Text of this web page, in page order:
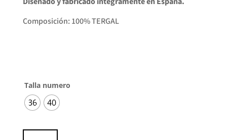
Composición: 100% TERGAL
Talla numero
36 40